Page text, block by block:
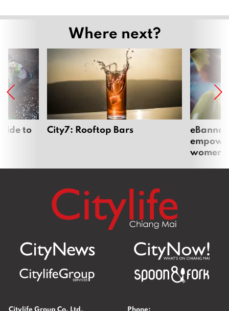
Where next?
to City7: Rooftop Bars
women
Citylife Group Co. Ltd. Phone: